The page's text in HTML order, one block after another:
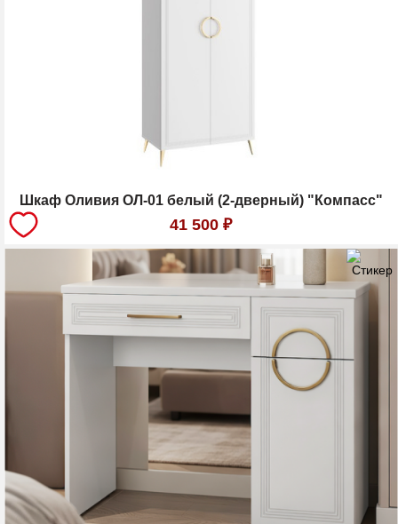
Шкаф Оливия ОЛ-01 белый (2-дверный) "Компасс"
41 500 ₽